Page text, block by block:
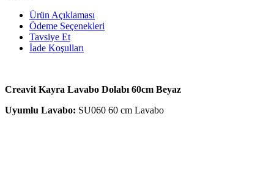
Ürün Açıklaması
Ödeme Seçenekleri
Tavsiye Et
İade Koşulları
Creavit Kayra Lavabo Dolabı 60cm Beyaz
Uyumlu Lavabo: SU060 60 cm Lavabo